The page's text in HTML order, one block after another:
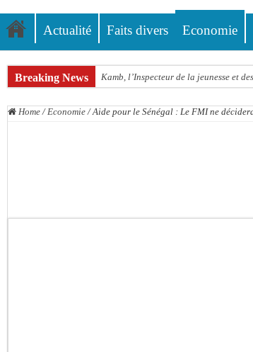
Actualité Faits divers Economie
Breaking News Kamb, l’Inspecteur de la jeunesse et
Home / Economie / Aide pour le Sénégal : Le FMI ne